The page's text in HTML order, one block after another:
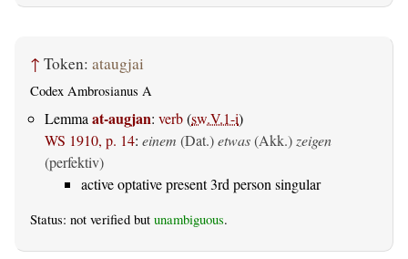
↑ Token: ataugjai
Codex Ambrosianus A
Lemma at-augjan: verb(sw.V.1-i)
WS 1910, p. 14: einem (Dat.)etwas(Akk.) zeigen
(perfektiv)
active optative present 3rd person singular
Status: not verified but unambiguous.